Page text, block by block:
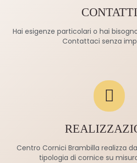
CONTATTI
Hai esigenze particolari o hai
Contattaci senza
Centro Cornici Brambilla realizza
tipologia di cornice su